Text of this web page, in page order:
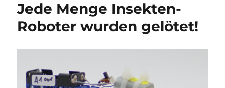
Jede Menge Insekten-
Roboter wurden gelötet!